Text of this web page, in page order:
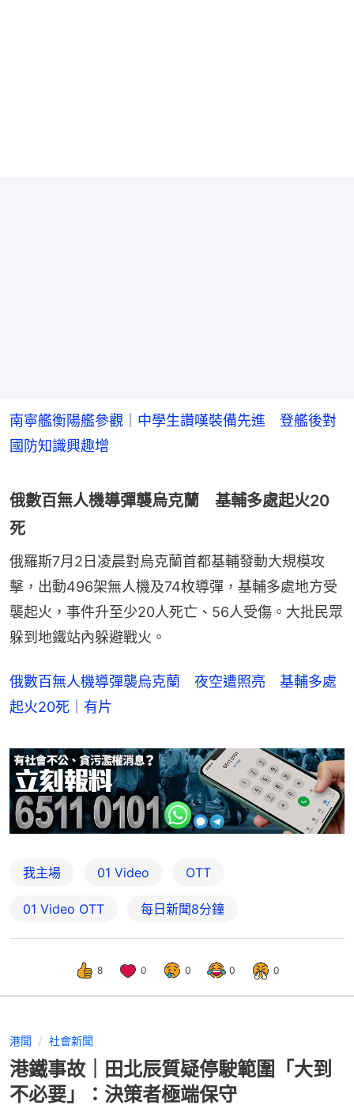
南寧艦衡陽艦參觀｜中學生讚嘆裝備先進 登艦後對
國防知識興趣增
俄數百無人機導彈襲烏克蘭 基輔多處起火20
死
俄羅斯7月2日凌晨對烏克蘭首都基輔發動大規模攻
擊，出動496架無人機及74枚導彈，基輔多處地方受
襲起火，事件升至少20人死亡、56人受傷。大批民眾
躲到地鐵站內躲避戰火。
俄數百無人機導彈襲烏克蘭 夜空遭照亮 基輔多處
起火20死｜有片
我主場 01 Video OTT
01‌ ‌Video‌ ‌OTT 每日新聞8分鐘
8 0 0 0 0
港聞 社會新聞
港鐵事故｜田北辰質疑停駛範圍「大到
不必要」：決策者極端保守